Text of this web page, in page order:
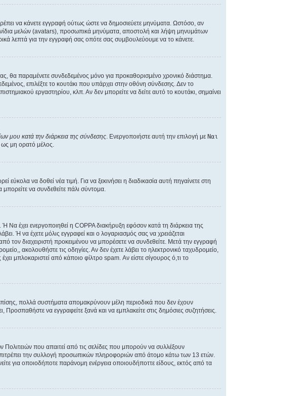
να κάνετε εγγραφή ούτως ώστε να δημοσιεύετε μηνύματα. Ωστόσο, αν
μελών (avatars), προσωπικά μηνύματα, αποστολή και λήψη μηνυμάτων
λεπτά για την εγγραφή σας οπότε σας συμβουλεύουμε να το κάνετε.
θα παραμένετε συνδεδεμένος μόνο για προκαθορισμένο χρονικό διάστημα.
επιλέξτε το κουτάκι που υπάρχει στην οθόνη σύνδεσης. Δεν το
εργαστηρίου, κλπ. Αν δεν μπορείτε να δείτε αυτό το κουτάκι, σημαίνει
μου κατά την διάρκεια της σύνδεσης. Ενεργοποιήστε αυτή την επιλογή με Ναι
ως μη ορατό μέλος.
να δοθεί νέα τιμή. Για να ξεκινήσει η διαδικασία αυτή πηγαίνετε στη
μπορείτε να συνδεθείτε πάλι σύντομα.
Να έχει ενεργοποιηθεί η COPPA διακήρυξη εφόσον κατά τη διάρκεια της
Ή να έχετε μόλις εγγραφεί και ο λογαριασμός σας να χρειάζεται
τον διαχειριστή προκειμένου να μπορέσετε να συνδεθείτε. Μετά την εγγραφή
ακολουθήστε τις οδηγίες. Αν δεν έχετε λάβει το ηλεκτρονικό ταχυδρομείο,
μπλοκαριστεί από κάποιο φίλτρο spam. Αν είστε σίγουρος ό,τι το
πολλά συστήματα απομακρύνουν μέλη περιοδικά που δεν έχουν
να εγγραφείτε ξανά και να εμπλακείτε στις δημόσιες συζητήσεις.
που απαιτεί από τις σελίδες που μπορούν να συλλέξουν
την συλλογή προσωπικών πληροφοριών από άτομο κάτω των 13 ετών.
για οποιοδήποτε παράνομη ενέργεια οποιουδήποττε είδους, εκτός από τα